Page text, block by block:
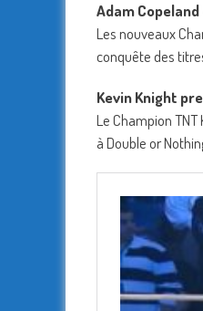
Adam
Les nouveaux
conquête des
Kevin Knight
Le Champion
à Double or